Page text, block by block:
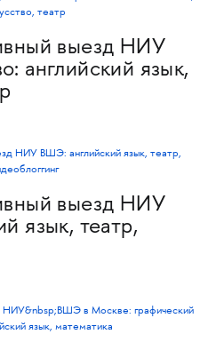
выезд НИУ
английский язык,
выезд НИУ
язык, театр,